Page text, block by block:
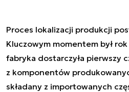
Proces lokalizacji produkcji
Kluczowym momentem był
fabryka dostarczyła pierwszy
z komponentów
składany z importowanych